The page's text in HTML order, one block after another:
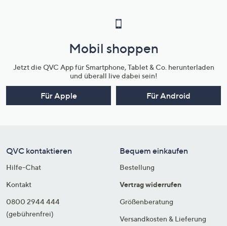
Mobil shoppen
Jetzt die QVC App für Smartphone, Tablet & Co. herunterladen
und überall live dabei sein!
Für Apple Für Android
QVC kontaktieren
Hilfe-Chat
Kontakt
0800 2944 444
(gebührenfrei)
Bequem einkaufen
Bestellung
Vertrag widerrufen
Größenberatung
Versandkosten & Lieferung